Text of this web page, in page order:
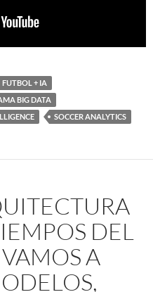
FUTBOL + IA
BIG DATA
SOCCER ANALYTICS
DEL
A